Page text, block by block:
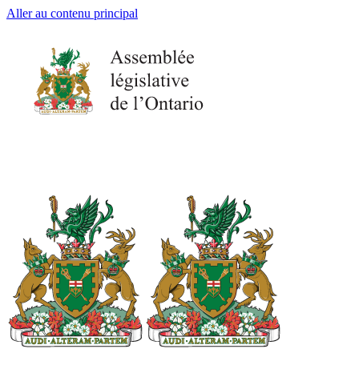
Aller au contenu principal